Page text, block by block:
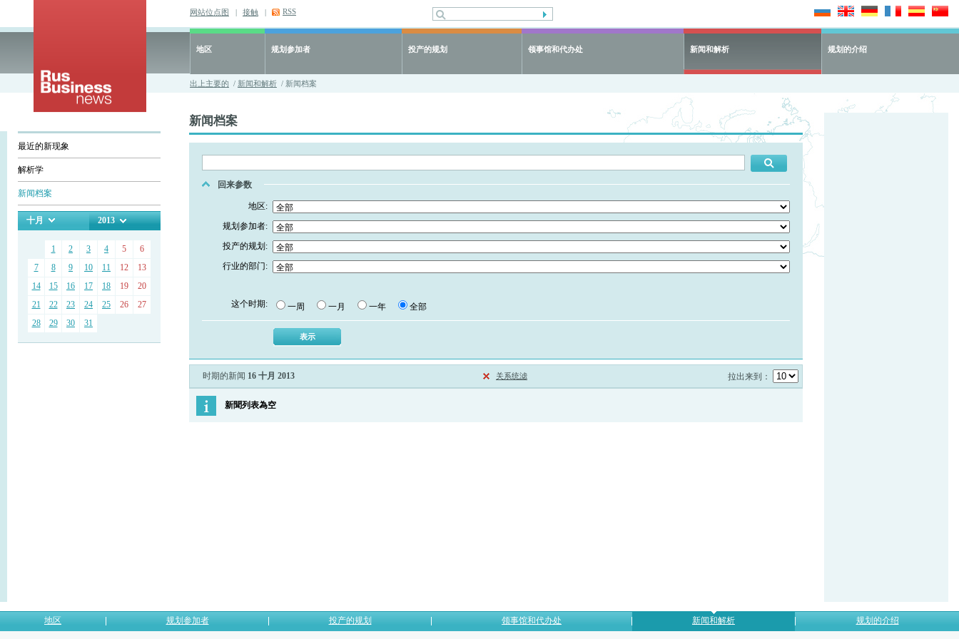
网站位点图 | 接触 | RSS
地区 规划参加者 投产的规划 领事馆和代办处 新闻和解析 规划的介绍
出上主要的 / 新闻和解析 / 新闻档案
最近的新现象
解析学
新闻档案
十月 2013
1 2 3 4 5
6
7
8 9 10 11 12
13
14
15 16 17 18 19
20
21
22 23 24 25 26
27
28
29 30 31
新闻档案
回来参数
地区:
规划参加者:
投产的规划:
行业的部门:
这个时期: 一周 一月 一年 全部
时期的新闻 16 十月 2013 关系统滤 拉出来到：
新聞列表為空
地区 规划参加者 投产的规划 领事馆和代办处 新闻和解析 规划的介绍